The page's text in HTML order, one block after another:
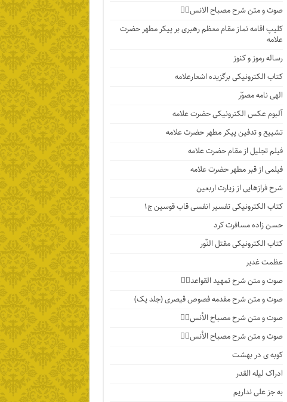
صوت و متن شرح مصباح الانس۸⃣
کلیپ اقامه نماز مقام معظم رهبری بر پیکر مطهر حضرت
علامه
رساله رموز و کنوز
کتاب الکترونیکی برگزیده اشعارعلامه
الهی نامه مصوّر
آلبوم عکس الکترونیکی حضرت علامه
تشییع و تدفین پیکر مطهر حضرت علامه
فیلم تجلیل از مقام حضرت علامه
فیلمی از قبر مطهر حضرت علامه
شرح فرازهایی از زیارت اربعین
کتاب الکترونیکی تفسیر انفسی قاب قوسین ج۱
حسن زاده مسافرت کرد
کتاب الکترونیکی مقتل النّور
عظمت غدیر
صوت و متن شرح تمهید القواعد۱️⃣
صوت و متن شرح مقدمه فصوص قیصری (جلد یک)
صوت و متن شرح مصباح الأنس۷️⃣
صوت و متن شرح مصباح الأنس۶️⃣
کوبه ی در بهشت
ادراک لیله القدر
به جز علی نداریم